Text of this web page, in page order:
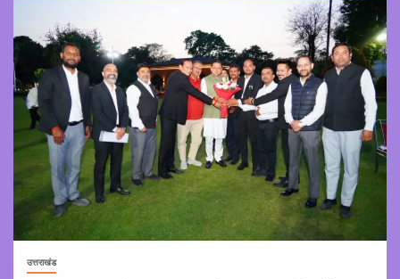
उत्तराखंड